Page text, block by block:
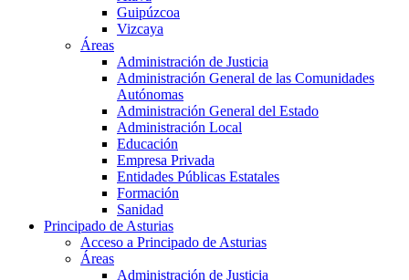
Guipúzcoa
Vizcaya
Áreas
Administración de Justicia
Administración General de las Comunidades
Autónomas
Administración General del Estado
Administración Local
Educación
Empresa Privada
Entidades Públicas Estatales
Formación
Sanidad
Principado de Asturias
Acceso a Principado de Asturias
Áreas
Administración de Justicia